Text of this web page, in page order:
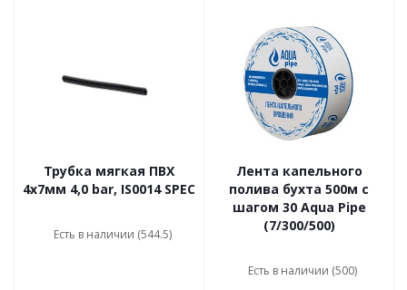
Трубка мягкая ПВХ
4х7мм 4,0 bar, IS0014 SPEC
Есть в наличии (544.5)
Лента капельного
полива бухта 500м с
шагом 30 Aqua Pipe
(7/300/500)
Есть в наличии (500)